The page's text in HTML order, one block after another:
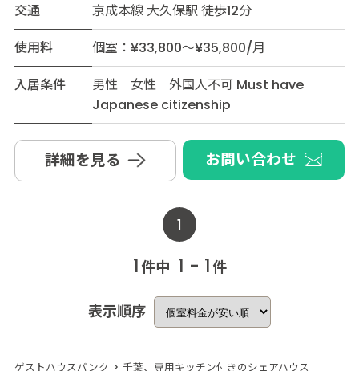
交通
京成本線 大久保駅 徒歩12分
使用料
個室：¥33,800～¥35,800/月
入居条件
男性 女性 外国人不可 Must have
Japanese citizenship
詳細を見る お問い合わせ
1
1 件中 1 - 1 件
表示順序
ゲストハウスバンク > 千葉、専用キッチン付きのシェアハウス